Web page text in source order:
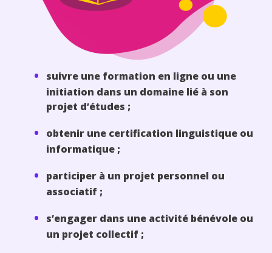
suivre une formation en ligne ou une
initiation dans un domaine lié à son
projet d’études ;
obtenir une certification linguistique ou
informatique ;
participer à un projet personnel ou
associatif ;
s’engager dans une activité bénévole ou
un projet collectif ;